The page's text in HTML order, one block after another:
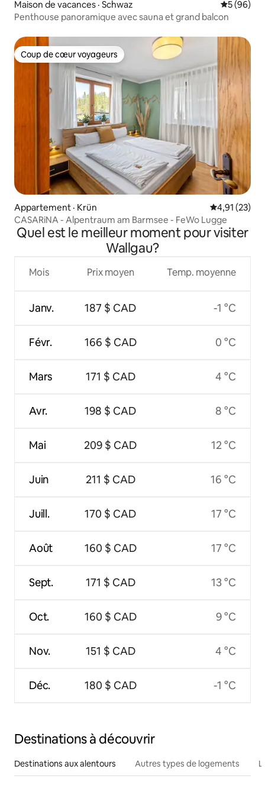
Maison de vacances · Schwaz Note
5 (96)
Penthouse panoramique avec sauna et grand balcon
Coup de cœur voyageurs
Coup de cœur voyageurs
Appartement · Krün Note
4,91 (23)
CASARiNA - Alpentraum am Barmsee - FeWo Lugge
Quel est le meilleur moment pour visiter
Wallgau?
Mois
Janv.
Févr.
Mars
Avr.
Mai
Juin
Juill.
Août
Sept.
Oct.
Nov.
Déc.
Prix moyen
187 $ CAD
166 $ CAD
171 $ CAD
198 $ CAD
209 $ CAD
211 $ CAD
170 $ CAD
160 $ CAD
171 $ CAD
160 $ CAD
151 $ CAD
180 $ CAD
Temp. moyenne
-1 °C
0 °C
4 °C
8 °C
12 °C
16 °C
17 °C
17 °C
13 °C
9 °C
4 °C
-1 °C
Destinations à découvrir
Destinations aux alentours Autres types de logements